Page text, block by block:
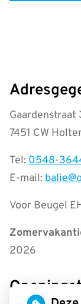
Gaardenstraat
7451 CW
Tel:0548-
E-mail:
Voor Beugel
2026